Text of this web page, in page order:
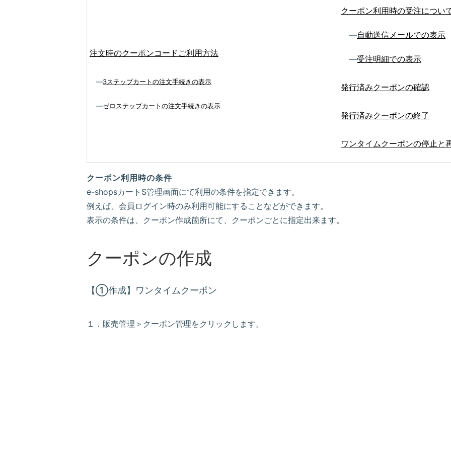
注文時のクーポンコードご利用方法
―3ステップカートの注文手続きの表示
―ゼロステップカートの注文手続きの表示
クーポン利用時の受注につい
―自動送信メールでの表示
―受注明細での表示
発行済みクーポンの確認
発行済みクーポンの終了
ワンタイムクーポンの停止と
クーポン利用時の条件
e-shopsカートS管理画面にて利用の条件を指定できます。
例えば、会員ログイン時のみ利用可能にすることなどができます。
表示の条件は、クーポン作成箇所にて、クーポンごとに指定出来ます。
クーポンの作成
【①作成】ワンタイムクーポン
１． 販売管理 ＞ クーポン管理をクリックします。